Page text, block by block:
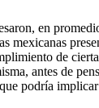
en
mexicanas
de
antes de
podría